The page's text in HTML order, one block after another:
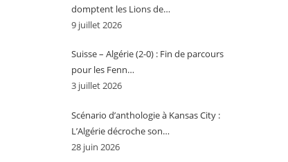
domptent les Lions de…
9 juillet 2026
Suisse – Algérie (2-0) : Fin de parcours
pour les Fenn…
3 juillet 2026
Scénario d’anthologie à Kansas City :
L’Algérie décroche son…
28 juin 2026